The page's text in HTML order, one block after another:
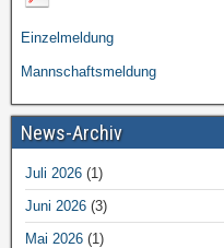
Einzelmeldung
Mannschaftsmeldung
News-Archiv
Juli 2026 (1)
Juni 2026 (3)
Mai 2026 (1)